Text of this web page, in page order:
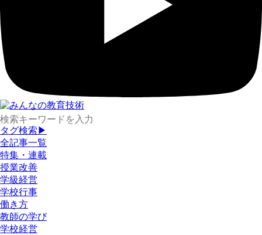
タグ検索▶
全記事一覧
特集・連載
授業改善
学級経営
学校行事
働き方
教師の学び
学校経営